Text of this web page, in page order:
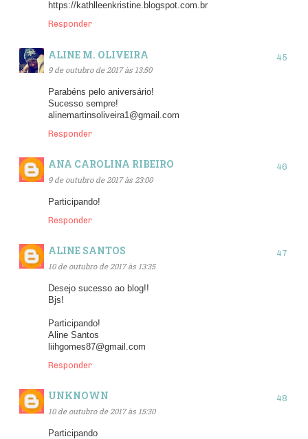
https://kathlleenkristine.blogspot.com.br
Responder
ALINE M. OLIVEIRA
9 de outubro de 2017 às 13:50
Parabéns pelo aniversário!
Sucesso sempre!
alinemartinsoliveira1@gmail.com
Responder
ANA CAROLINA RIBEIRO
9 de outubro de 2017 às 23:00
Participando!
Responder
ALINE SANTOS
10 de outubro de 2017 às 13:35
Desejo sucesso ao blog!!
Bjs!
Participando!
Aline Santos
liihgomes87@gmail.com
Responder
UNKNOWN
10 de outubro de 2017 às 15:30
Participando